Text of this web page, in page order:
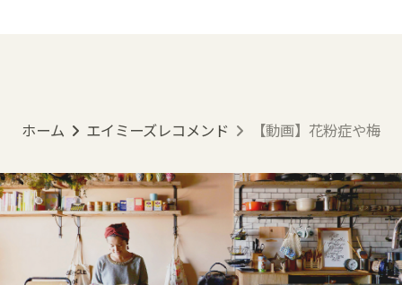
ホーム エイミーズレコメンド 【動画】花粉症や梅